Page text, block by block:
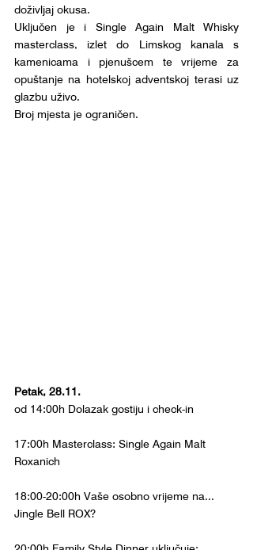
doživljaj okusa.
Uključen je i Single Again Malt Whisky
masterclass, izlet do Limskog kanala s
kamenicama i pjenušcem te vrijeme za
opuštanje na hotelskoj adventskoj terasi uz
glazbu uživo.
Broj mjesta je ograničen.
Petak, 28.11.
od 14:00h Dolazak gostiju i check-in
17:00h Masterclass: Single Again Malt
Roxanich
18:00-20:00h Vaše osobno vrijeme na...
Jingle Bell ROX?